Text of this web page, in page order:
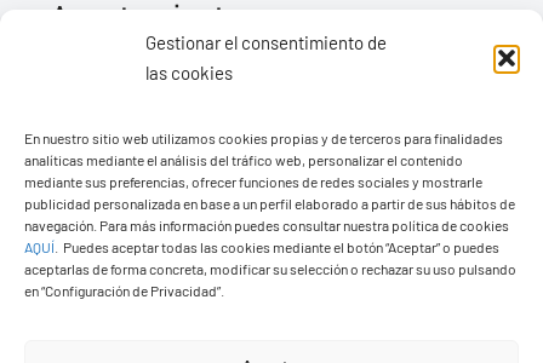
Gestionar el consentimiento de
las cookies
En nuestro sitio web utilizamos cookies propias y de terceros para finalidades
analíticas mediante el análisis del tráfico web, personalizar el contenido
mediante sus preferencias, ofrecer funciones de redes sociales y mostrarle
publicidad personalizada en base a un perfil elaborado a partir de sus hábitos de
navegación. Para más información puedes consultar nuestra política de cookies
AQUÍ
Puedes aceptar todas las cookies mediante el botón “Aceptar” o puedes
aceptarlas de forma concreta, modificar su selección o rechazar su uso pulsando
en “Configuración de Privacidad”.
Pza. de Los Remedios, 1
35570 – Yaiza
Tel:928 83 62 20